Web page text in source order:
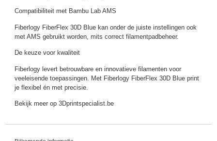
Compatibiliteit met Bambu Lab AMS
Fiberlogy FiberFlex 30D Blue kan onder de juiste instellingen ook
met AMS gebruikt worden, mits correct filamentpadbeheer.
De keuze voor kwaliteit
Fiberlogy levert betrouwbare en innovatieve filamenten voor
veeleisende toepassingen. Met Fiberlogy FiberFlex 30D Blue print
je flexibel én met precisie.
Bekijk meer op 3Dprintspecialist.be